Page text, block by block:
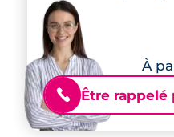
À
📞 Être rappelé